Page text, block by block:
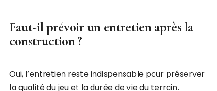
Faut-il prévoir un entretien après la
construction ?
Oui, l’entretien reste indispensable pour préserver
la qualité du jeu et la durée de vie du terrain.